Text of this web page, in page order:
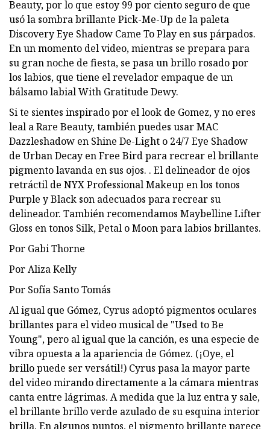
Beauty, por lo que estoy 99 por ciento seguro de que
usó la sombra brillante Pick-Me-Up de la paleta
Discovery Eye Shadow Came To Play en sus párpados.
En un momento del video, mientras se prepara para
su gran noche de fiesta, se pasa un brillo rosado por
los labios, que tiene el revelador empaque de un
bálsamo labial With Gratitude Dewy.
Si te sientes inspirado por el look de Gomez, y no eres
leal a Rare Beauty, también puedes usar MAC
Dazzleshadow en Shine De-Light o 24/7 Eye Shadow
de Urban Decay en Free Bird para recrear el brillante
pigmento lavanda en sus ojos. . El delineador de ojos
retráctil de NYX Professional Makeup en los tonos
Purple y Black son adecuados para recrear su
delineador. También recomendamos Maybelline Lifter
Gloss en tonos Silk, Petal o Moon para labios brillantes.
Por Gabi Thorne
Por Aliza Kelly
Por Sofía Santo Tomás
Al igual que Gómez, Cyrus adoptó pigmentos oculares
brillantes para el video musical de "Used to Be
Young", pero al igual que la canción, es una especie de
vibra opuesta a la apariencia de Gómez. (¡Oye, el
brillo puede ser versátil!) Cyrus pasa la mayor parte
del video mirando directamente a la cámara mientras
canta entre lágrimas. A medida que la luz entra y sale,
el brillante brillo verde azulado de su esquina interior
brilla. En algunos puntos, el pigmento brillante parece